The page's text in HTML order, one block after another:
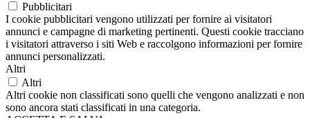
Pubblicitari
I cookie pubblicitari vengono utilizzati per fornire ai visitatori
annunci e campagne di marketing pertinenti. Questi cookie tracciano
i visitatori attraverso i siti Web e raccolgono informazioni per fornire
annunci personalizzati.
Altri
Altri
Altri cookie non classificati sono quelli che vengono analizzati e non
sono ancora stati classificati in una categoria.